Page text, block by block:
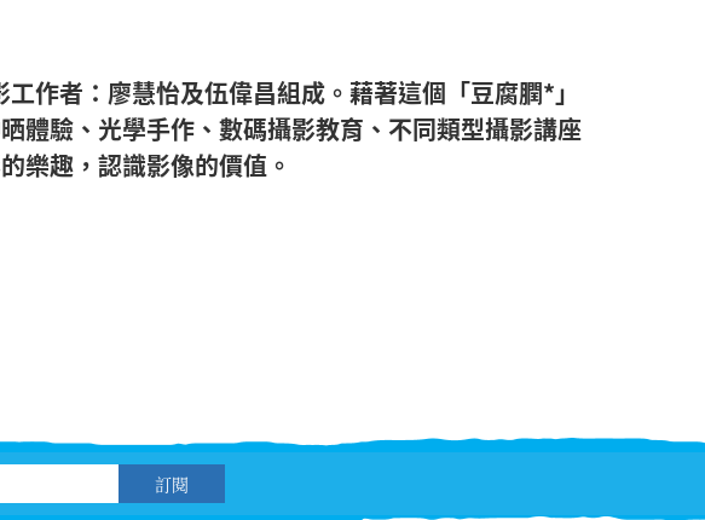
者：廖慧怡及伍偉昌組成。藉著這個「豆腐膶*」
體驗、光學手作、數碼攝影教育、不同類型攝影講座
樂趣，認識影像的價值。
訂閱